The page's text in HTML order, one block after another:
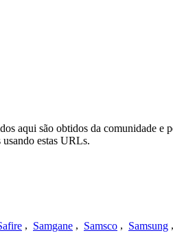
aqui são obtidos da comunidade e
usando estas URLs.
, Samgane , Samsco , Samsung ,